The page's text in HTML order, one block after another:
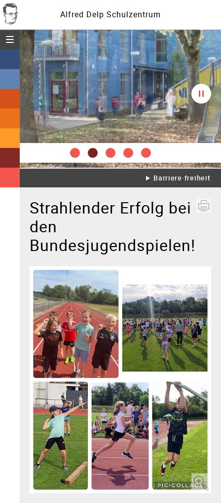
Alfred Delp Schulzentrum
Menü öffnen
spielt
Barriere·freiheit
Strahlender Erfolg bei
den
Bundesjugendspielen!